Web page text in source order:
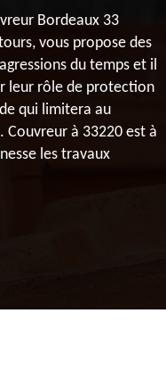
Bordeaux 33
vous propose des
du temps et il
leur rôle de protection
qui limitera au
Couvreur à 33220 est à
les travaux